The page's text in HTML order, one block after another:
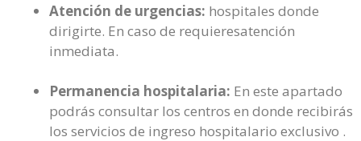
Atención de urgencias: hospitales donde
dirigirte. En caso de requieresatención
inmediata.
Permanencia hospitalaria: En este apartado
podrás consultar los centros en donde recibirás
los servicios de ingreso hospitalario exclusivo .